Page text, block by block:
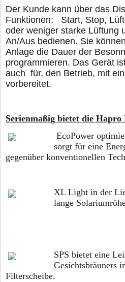
Der Kunde kann über das
Funktionen: Start, Stop,
oder weniger starke Lüftung
An/Aus bedienen. Sie
Anlage die Dauer der
programmieren. Das Gerät
auch für, den Betrieb, mit
vorbereitet.
Serienmaßig bietet die
EcoPower
sorgt für eine
gegenüber konventionellen
XL Light in der
lange
SPS bietet eine
Gesichtsbräuners
Filterscheibe.